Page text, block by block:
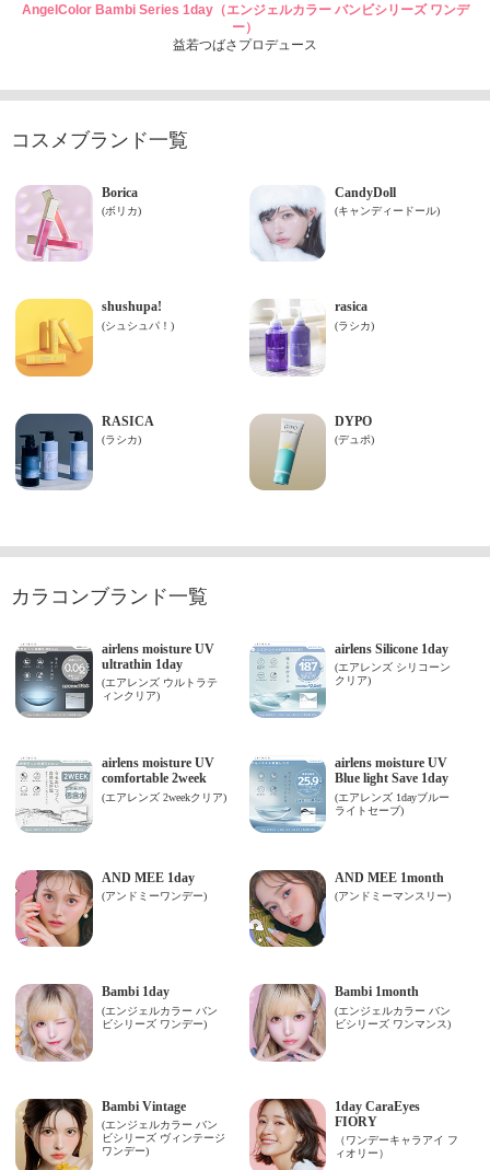
AngelColor Bambi Series 1day（エンジェルカラー バンビシリーズ ワンデ
ー）
益若つばさプロデュース
コスメブランド一覧
カラコンブランド一覧